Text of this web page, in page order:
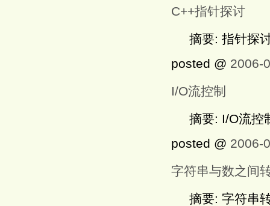
C++指针探讨
摘要: 指针探
posted @ 2006-
I/O流控制
摘要: I/O流
posted @ 2006-
字符串与数之间
摘要: 字符串